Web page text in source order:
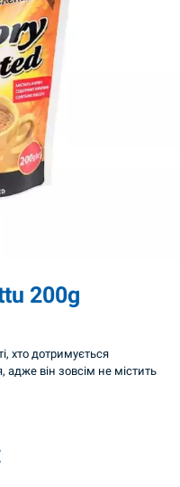
200g
хто дотримується
адже він зовсім не містить